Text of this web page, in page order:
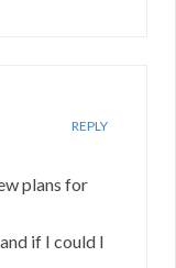
REPLY
plans for
if I could I